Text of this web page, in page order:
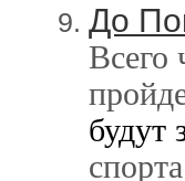
До
Всего
будут